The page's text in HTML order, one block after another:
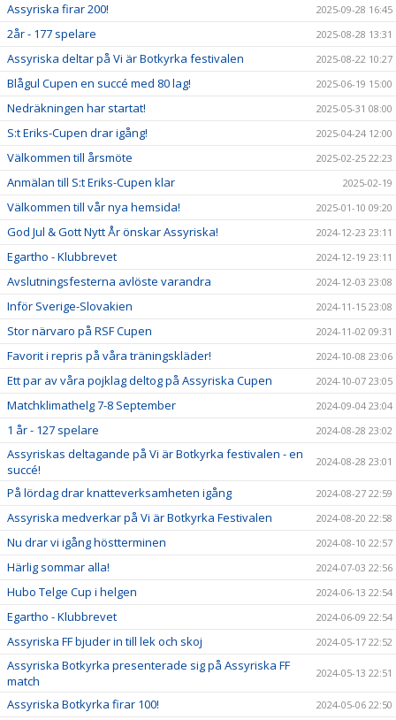
Assyriska firar 200! 2025-09-28 16:45
2år - 177 spelare 2025-08-28 13:31
Assyriska deltar på Vi är Botkyrka festivalen 2025-08-22 10:27
Blågul Cupen en succé med 80 lag! 2025-06-19 15:00
Nedräkningen har startat! 2025-05-31 08:00
S:t Eriks-Cupen drar igång! 2025-04-24 12:00
Välkommen till årsmöte 2025-02-25 22:23
Anmälan till S:t Eriks-Cupen klar 2025-02-19
Välkommen till vår nya hemsida! 2025-01-10 09:20
God Jul & Gott Nytt År önskar Assyriska! 2024-12-23 23:11
Egartho - Klubbrevet 2024-12-19 23:11
Avslutningsfesterna avlöste varandra 2024-12-03 23:08
Inför Sverige-Slovakien 2024-11-15 23:08
Stor närvaro på RSF Cupen 2024-11-02 09:31
Favorit i repris på våra träningskläder! 2024-10-08 23:06
Ett par av våra pojklag deltog på Assyriska Cupen 2024-10-07 23:05
Matchklimathelg 7-8 September 2024-09-04 23:04
1 år - 127 spelare 2024-08-28 23:02
Assyriskas deltagande på Vi är Botkyrka festivalen - en
succé!
2024-08-28 23:01
På lördag drar knatteverksamheten igång 2024-08-27 22:59
Assyriska medverkar på Vi är Botkyrka Festivalen 2024-08-20 22:58
Nu drar vi igång höstterminen 2024-08-10 22:57
Härlig sommar alla! 2024-07-03 22:56
Hubo Telge Cup i helgen 2024-06-13 22:54
Egartho - Klubbrevet 2024-06-09 22:54
Assyriska FF bjuder in till lek och skoj 2024-05-17 22:52
Assyriska Botkyrka presenterade sig på Assyriska FF
match
2024-05-13 22:51
Assyriska Botkyrka firar 100! 2024-05-06 22:50